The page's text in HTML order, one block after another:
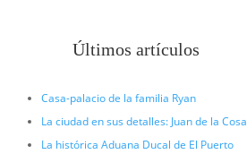
Últimos artículos
Casa-palacio de la familia Ryan
La ciudad en sus detalles: Juan de la Cosa
La histórica Aduana Ducal de El Puerto